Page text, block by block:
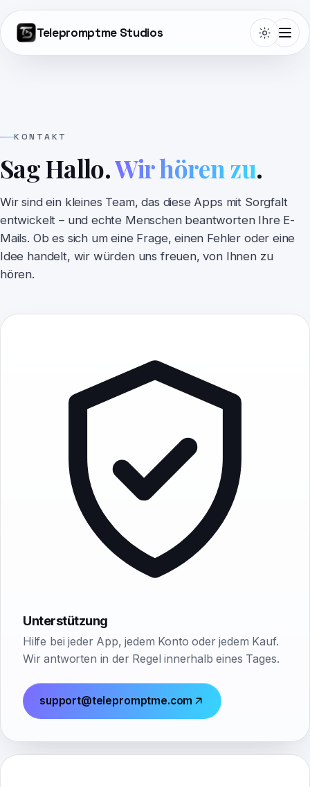
Telepromptme Studios
Autoprompt
Narrate
PointyPointer
intuner
KONTAKT
Sag Hallo.Wir hören zu.
Wir sind ein kleines Team, das diese Apps mit Sorgfalt
entwickelt – und echte Menschen beantworten Ihre E-
Mails. Ob es sich um eine Frage, einen Fehler oder eine
Idee handelt, wir würden uns freuen, von Ihnen zu
hören.
Unterstützung
Hilfe bei jeder App, jedem Konto oder jedem Kauf.
Wir antworten in der Regel innerhalb eines Tages.
support@telepromptme.com